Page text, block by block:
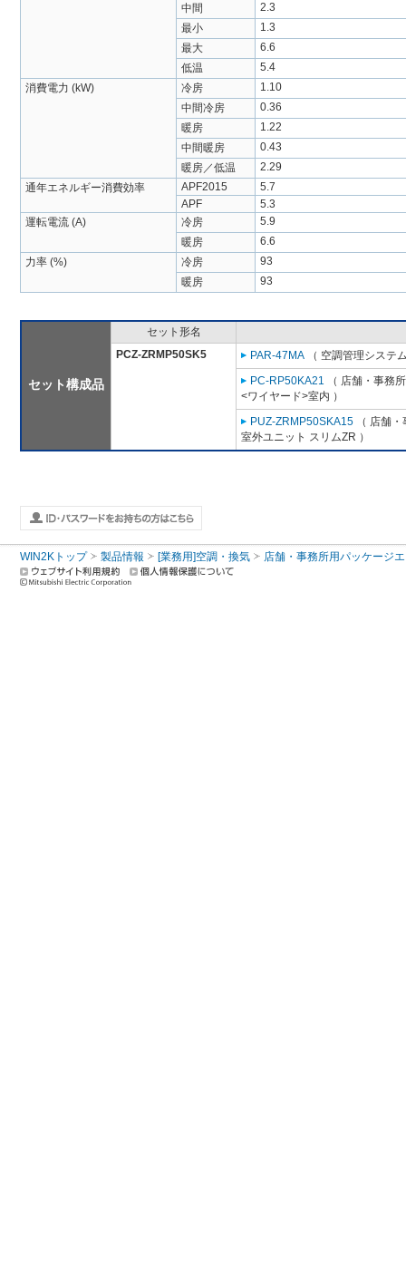
中間
2.3
最小
1.3
最大
6.6
低温
5.4
消費電力 (kW)
冷房
1.10
中間冷房
0.36
暖房
1.22
中間暖房
0.43
暖房／低温
2.29
通年エネルギー消費効率
APF2015
5.7
APF
5.3
運転電流 (A)
冷房
5.9
暖房
6.6
力率 (%)
冷房
93
暖房
93
セット構成品
セット形名
PCZ-ZRMP50SK5
PAR-47MA （ 空調管理システ
PC-RP50KA21 （ 店舗・事務
<ワイヤード>室内 ）
PUZ-ZRMP50SKA15 （ 店舗
室外ユニット スリムZR ）
WIN2Kトップ 製品情報 [業務用]空調・換気 店舗・事務所用パッケージ